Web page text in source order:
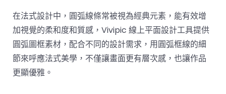
在法式設計中，圓弧線條常被視為經典元素，能有效增
加視覺的柔和度和質感，Vivipic 線上平面設計工具提供
圓弧圖框素材，配合不同的設計需求，用圓弧框線的細
節來呼應法式美學，不僅讓畫面更有層次感，也讓作品
更顯優雅。